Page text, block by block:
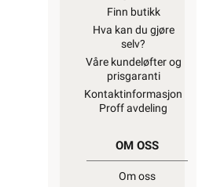
Finn butikk
Hva kan du gjøre
selv?
Våre kundeløfter og
prisgaranti
Kontaktinformasjon
Proff avdeling
OM OSS
Om oss